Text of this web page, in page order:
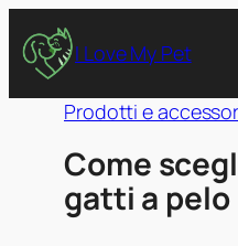
I Love My Pet
Prodotti e
Come
gatti a